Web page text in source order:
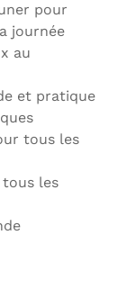
pour
journée
au
et pratique
tous les
tous les